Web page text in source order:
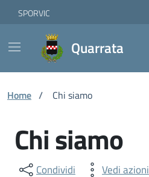
Skip to Main Content
Vai ai contenuti
Vai al footer
SPORVIC
Quarrata
Home / Chi siamo
Chi siamo
Condividi Vedi azioni